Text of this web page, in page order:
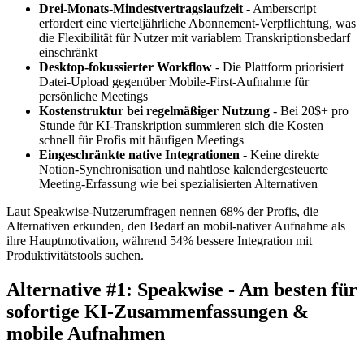
Drei-Monats-Mindestvertragslaufzeit - Amberscript
erfordert eine vierteljährliche Abonnement-Verpflichtung, was
die Flexibilität für Nutzer mit variablem Transkriptionsbedarf
einschränkt
Desktop-fokussierter Workflow - Die Plattform priorisiert
Datei-Upload gegenüber Mobile-First-Aufnahme für
persönliche Meetings
Kostenstruktur bei regelmäßiger Nutzung - Bei 20$+ pro
Stunde für KI-Transkription summieren sich die Kosten
schnell für Profis mit häufigen Meetings
Eingeschränkte native Integrationen - Keine direkte
Notion-Synchronisation und nahtlose kalendergesteuerte
Meeting-Erfassung wie bei spezialisierten Alternativen
Laut Speakwise-Nutzerumfragen nennen 68% der Profis, die
Alternativen erkunden, den Bedarf an mobil-nativer Aufnahme als
ihre Hauptmotivation, während 54% bessere Integration mit
Produktivitätstools suchen.
Alternative #1: Speakwise - Am besten für
sofortige KI-Zusammenfassungen &
mobile Aufnahmen